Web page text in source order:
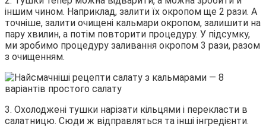
іншим чином. Наприклад, залити їх окропом ще 2 рази. А
точніше, залити очищені кальмари окропом, залишити на
пару хвилин, а потім повторити процедуру. У підсумку,
ми зробимо процедуру заливання окропом 3 рази, разом
з очищенням.
3. Охолоджені тушки нарізати кільцями і перекласти в
салатницю. Сюди ж відправляться та інші інгредієнти.